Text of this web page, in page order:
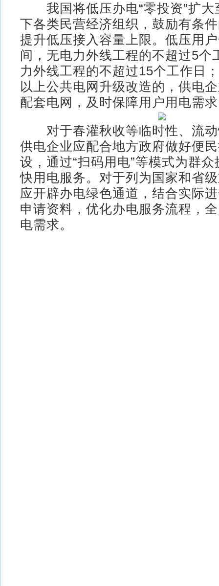
我国将低压办电“零投资”扩大
下各类民营经济组织，鼓励有条
提升低压接入容量上限。低压用
间，无电力外线工程的不超过5个
力外线工程的不超过15个工作日
以上公共电网升级改造的，供电
配套电网，及时保障用户用电需
对于春灌秋收等临时性、流动
供电企业应配合地方政府做好便
设，通过“扫码用电”等模式为群
快用电服务。对于列为国家和省
应开辟办电绿色通道，结合实际
申请资料，优化办电服务流程，
电需求。